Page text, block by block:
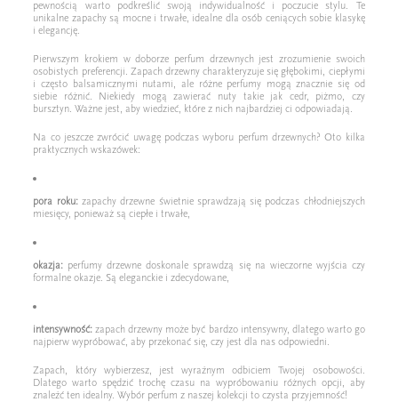
pewnością warto podkreślić swoją indywidualność i poczucie stylu. Te
unikalne zapachy są mocne i trwałe, idealne dla osób ceniących sobie klasykę
i elegancję.
Pierwszym krokiem w doborze perfum drzewnych jest zrozumienie swoich
osobistych preferencji. Zapach drzewny charakteryzuje się głębokimi, ciepłymi
i często balsamicznymi nutami, ale różne perfumy mogą znacznie się od
siebie różnić. Niekiedy mogą zawierać nuty takie jak cedr, piżmo, czy
bursztyn. Ważne jest, aby wiedzieć, które z nich najbardziej ci odpowiadają.
Na co jeszcze zwrócić uwagę podczas wyboru perfum drzewnych? Oto kilka
praktycznych wskazówek:
pora roku:zapachy drzewne świetnie sprawdzają się podczas chłodniejszych
miesięcy, ponieważ są ciepłe i trwałe,
okazja: perfumy drzewne doskonale sprawdzą się na wieczorne wyjścia czy
formalne okazje. Są eleganckie i zdecydowane,
intensywność: zapach drzewny może być bardzo intensywny, dlatego warto go
najpierw wypróbować, aby przekonać się, czy jest dla nas odpowiedni.
Zapach, który wybierzesz, jest wyraźnym odbiciem Twojej osobowości.
Dlatego warto spędzić trochę czasu na wypróbowaniu różnych opcji, aby
znaleźć ten idealny. Wybór perfum z naszej kolekcji to czysta przyjemność!